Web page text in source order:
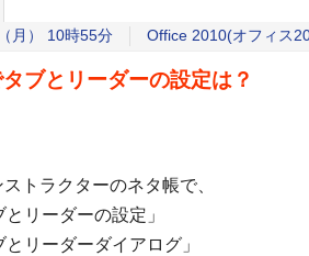
月） 10時55分 Office 2010(オフィス
ブとリーダーの設定は？
トラクターのネタ帳で、
とリーダーの設定」
とリーダーダイアログ」